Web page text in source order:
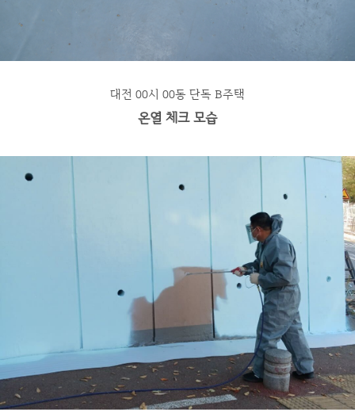
대전 00시 00동 단독 B주택
온열 체크 모습